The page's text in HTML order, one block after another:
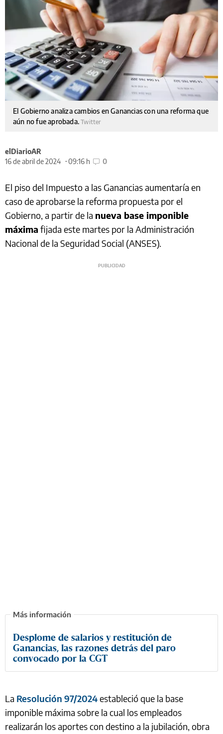
El Gobierno analiza cambios en Ganancias con una reforma que
aún no fue aprobada.Twitter
elDiarioAR
16 de abril de 2024
09:16 h 0
El piso del Impuesto a las Ganancias aumentaría en
caso de aprobarse la reforma propuesta por el
Gobierno, a partir de la nueva base imponible
máxima fijada este martes por la Administración
Nacional de la Seguridad Social (ANSES).
Desplome de salarios y restitución de
Ganancias, las razones detrás del paro
convocado por la CGT
La Resolución 97/2024estableció que la base
imponible máxima sobre la cual los empleados
realizarán los aportes con destino a la jubilación, obra